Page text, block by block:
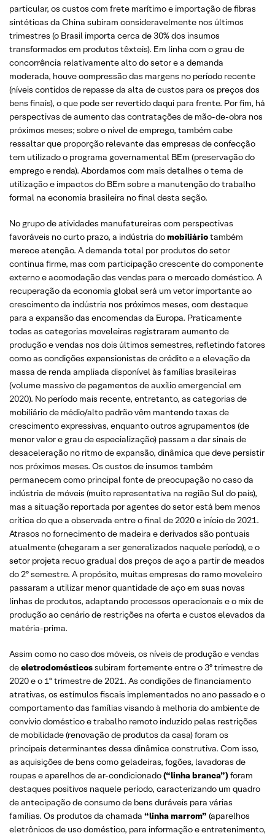
particular, os custos com frete marítimo e importação de fibras
sintéticas da China subiram consideravelmente nos últimos
trimestres (o Brasil importa cerca de 30% dos insumos
transformados em produtos têxteis). Em linha com o grau de
concorrência relativamente alto do setor e a demanda
moderada, houve compressão das margens no período recente
(níveis contidos de repasse da alta de custos para os preços dos
bens finais), o que pode ser revertido daqui para frente. Por fim, há
perspectivas de aumento das contratações de mão-de-obra nos
próximos meses; sobre o nível de emprego, também cabe
ressaltar que proporção relevante das empresas de confecção
tem utilizado o programa governamental BEm (preservação do
emprego e renda). Abordamos com mais detalhes o tema de
utilização e impactos do BEm sobre a manutenção do trabalho
formal na economia brasileira no final desta seção.
No grupo de atividades manufatureiras com perspectivas
favoráveis no curto prazo, a indústria domobiliáriotambém
merece atenção. A demanda total por produtos do setor
continua firme, mas com participação crescente do componente
externo e acomodação das vendas para o mercado doméstico. A
recuperação da economia global será um vetor importante ao
crescimento da indústria nos próximos meses, com destaque
para a expansão das encomendas da Europa. Praticamente
todas as categorias moveleiras registraram aumento de
produção e vendas nos dois últimos semestres, refletindo fatores
como as condições expansionistas de crédito e a elevação da
massa de renda ampliada disponível às famílias brasileiras
(volume massivo de pagamentos de auxílio emergencial em
2020). No período mais recente, entretanto, as categorias de
mobiliário de médio/alto padrão vêm mantendo taxas de
crescimento expressivas, enquanto outros agrupamentos (de
menor valor e grau de especialização) passam a dar sinais de
desaceleração no ritmo de expansão, dinâmica que deve persistir
nos próximos meses. Os custos de insumos também
permanecem como principal fonte de preocupação no caso da
indústria de móveis (muito representativa na região Sul do país),
mas a situação reportada por agentes do setor está bem menos
crítica do que a observada entre o final de 2020 e início de 2021.
Atrasos no fornecimento de madeira e derivados são pontuais
atualmente (chegaram a ser generalizados naquele período), e o
setor projeta recuo gradual dos preços de aço a partir de meados
do 2º semestre. A propósito, muitas empresas do ramo moveleiro
passaram a utilizar menor quantidade de aço em suas novas
linhas de produtos, adaptando processos operacionais e o mix de
produção ao cenário de restrições na oferta e custos elevados da
matéria-prima.
Assim como no caso dos móveis, os níveis de produção e vendas
deeletrodomésticossubiram fortemente entre o 3º trimestre de
2020 e o 1º trimestre de 2021. As condições de financiamento
atrativas, os estímulos fiscais implementados no ano passado e o
comportamento das famílias visando à melhoria do ambiente de
convívio doméstico e trabalho remoto induzido pelas restrições
de mobilidade (renovação de produtos da casa) foram os
principais determinantes dessa dinâmica construtiva. Com isso,
as aquisições de bens como geladeiras, fogões, lavadoras de
roupas e aparelhos de ar-condicionado(“linha branca”)foram
destaques positivos naquele período, caracterizando um quadro
de antecipação de consumo de bens duráveis para várias
famílias. Os produtos da chamada “linha marrom” (aparelhos
eletrônicos de uso doméstico, para informação e entretenimento,